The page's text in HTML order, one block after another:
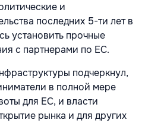
и
последних 5-ти лет в
установить прочные
с партнерами по ЕС.
подчеркнул,
в полной мере
для ЕС, и власти
рынка и для других